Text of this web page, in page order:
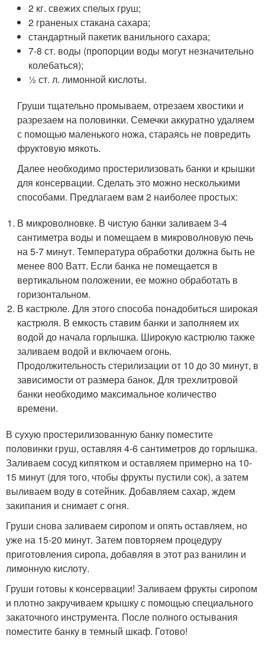
2 кг. свежих спелых груш;
2 граненых стакана сахара;
стандартный пакетик ванильного сахара;
7-8 ст. воды (пропорции воды могут незначительно
колебаться);
½ ст. л. лимонной кислоты.
Груши тщательно промываем, отрезаем хвостики и
разрезаем на половинки. Семечки аккуратно удаляем
с помощью маленького ножа, стараясь не повредить
фруктовую мякоть.
Далее необходимо простерилизовать банки и крышки
для консервации. Сделать это можно несколькими
способами. Предлагаем вам 2 наиболее простых:
В микроволновке. В чистую банки заливаем 3-4
сантиметра воды и помещаем в микроволновую печь
на 5-7 минут. Температура обработки должна быть не
менее 800 Ватт. Если банка не помещается в
вертикальном положении, ее можно обработать в
горизонтальном.
В кастрюле. Для этого способа понадобиться широкая
кастрюля. В емкость ставим банки и заполняем их
водой до начала горлышка. Широкую кастрюлю также
заливаем водой и включаем огонь.
Продолжительность стерилизации от 10 до 30 минут, в
зависимости от размера банок. Для трехлитровой
банки необходимо максимальное количество
времени.
В сухую простерилизованную банку поместите
половинки груш, оставляя 4-6 сантиметров до горлышка.
Заливаем сосуд кипятком и оставляем примерно на 10-
15 минут (для того, чтобы фрукты пустили сок), а затем
выливаем воду в сотейник. Добавляем сахар, ждем
закипания и снимает с огня.
Груши снова заливаем сиропом и опять оставляем, но
уже на 15-20 минут. Затем повторяем процедуру
приготовления сиропа, добавляя в этот раз ванилин и
лимонную кислоту.
Груши готовы к консервации! Заливаем фрукты сиропом
и плотно закручиваем крышку с помощью специального
закаточного инструмента. После полного остывания
поместите банку в темный шкаф. Готово!